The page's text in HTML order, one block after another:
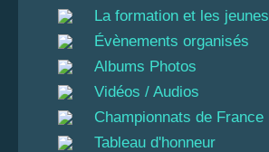
La formation et les jeunes
Évènements organisés
Albums Photos
Vidéos / Audios
Championnats de France
Tableau d'honneur